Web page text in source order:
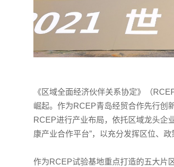
《区域全面经济伙伴关系协定》（
崛起。作为RCEP青岛经贸合作先行创
RCEP进行产业布局，依托区域龙头企
康产业合作平台”，以充分发挥区位、
作为RCEP试验基地重点打造的五大片